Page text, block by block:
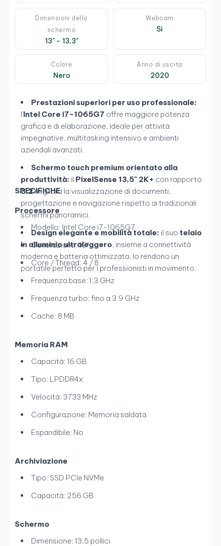
Dimensioni dello
schermo
13" - 13,3"
Webcam
Si
Colore
Nero
Anno di uscita
2020
Prestazioni superiori per uso professionale:
l'Intel Core i7-1065G7 offre maggiore potenza
grafica e di elaborazione, ideale per attività
impegnative, multitasking intensivo e ambienti
aziendali avanzati.
Schermo touch premium orientato alla
produttività: il PixelSense 13,5" 2K+ con rapporto
3:2migliora la visualizzazione di documenti,
progettazione e navigazione rispetto ai tradizionali
schermi panoramici.
Design elegante e mobilità totale: il suo telaio
in alluminio ultraleggero, insieme a connettività
moderna e batteria ottimizzata, lo rendono un
portatile perfetto per i professionisti in movimento.
SPECIFICHE
Processore
Modello: Intel Core i7-1065G7
Generazione: 10ª
Core / Thread: 4 / 8
Frequenza base: 1.3 GHz
Frequenza turbo: fino a 3.9 GHz
Cache: 8 MB
Memoria RAM
Capacità: 16 GB
Tipo: LPDDR4x
Velocità: 3733 MHz
Configurazione: Memoria saldata
Espandibile: No
Archiviazione
Tipo: SSD PCIe NVMe
Capacità: 256 GB
Schermo
Dimensione: 13,5 pollici